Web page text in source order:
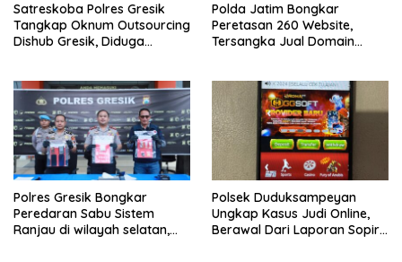
Satreskoba Polres Gresik
Tangkap Oknum Outsourcing
Dishub Gresik, Diduga
Polda Jatim Bongkar
Peretasan 260 Website,
Tersangka Jual Domain
Polres Gresik Bongkar
Peredaran Sabu Sistem
Ranjau di wilayah selatan,
Polsek Duduksampeyan
Ungkap Kasus Judi Online,
Berawal Dari Laporan Sopir